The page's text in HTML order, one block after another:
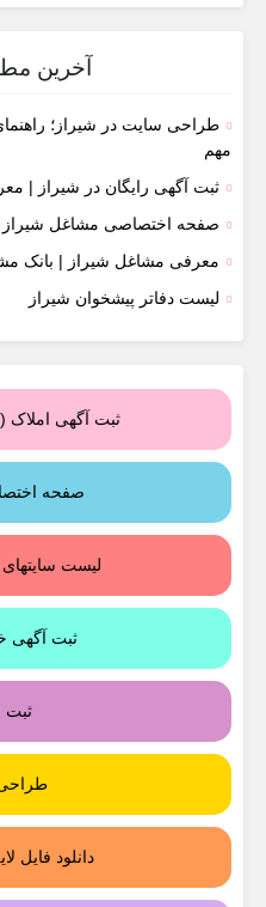
آخرین
طراحی سایت در شیراز؛
مهم
ثبت آگهی رایگان در شیراز |
صفحه اختصاصی مشاغل
معرفی مشاغل شیراز | بانک
لیست دفاتر پیشخوان شیراز
ثبت آگهی املاک
صفحه
لیست سایتهای
ثبت آگهی
ثبت
دانلود فایل